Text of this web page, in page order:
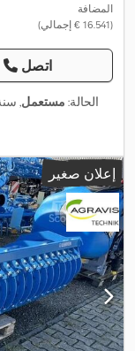
المضافة
(‏16.541 € إجمالي)
اتصل
الحالة: مستعمل,
إعلان صغير